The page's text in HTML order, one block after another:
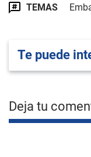
TEMAS
Te puede
Deja tu